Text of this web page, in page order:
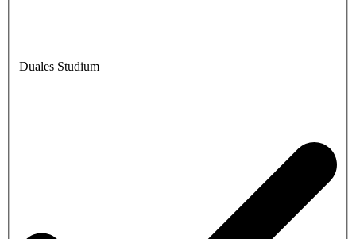
Duales Studium